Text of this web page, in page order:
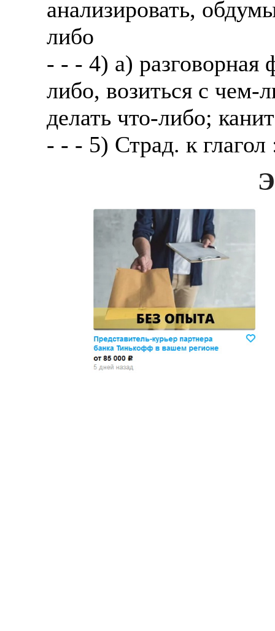
анализировать,
либо
- - - 4) а) разговорная
либо, возиться с чем-
делать что-либо;
- - - 5) Страд. к глагол